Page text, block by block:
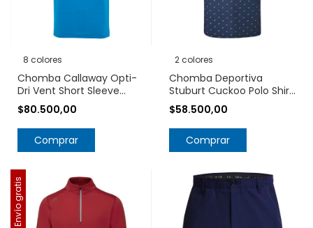
8 colores
Chomba Callaway Opti-
Dri Vent Short Sleeve
Open Mesh Polo
CGM451SU
$80.500,00
Comprar
2 colores
Chomba Deportiva
Stuburt Cuckoo Polo Shirt
UPF 50+
$58.500,00
Comprar
Envío gratis